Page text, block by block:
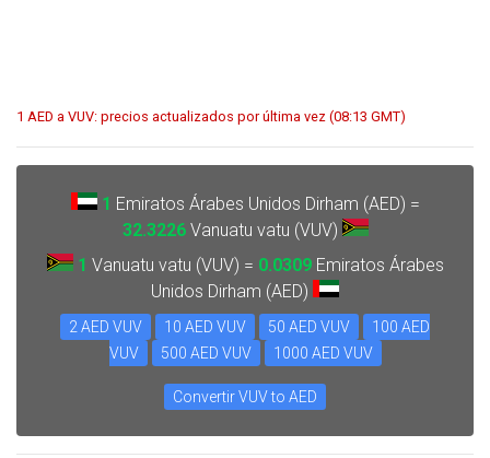
1 AED a VUV: precios actualizados por última vez (08:13 GMT)
1 Emiratos Árabes Unidos Dirham (AED) =
32.3226Vanuatu vatu (VUV)
1 Vanuatu vatu (VUV) = 0.0309Emiratos Árabes
Unidos Dirham (AED)
2 AED VUV 10 AED VUV 50 AED VUV
100 AED
VUV
500 AED VUV 1000 AED VUV
Convertir VUV to AED